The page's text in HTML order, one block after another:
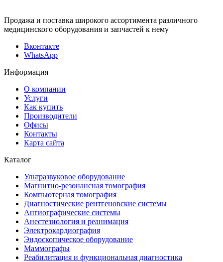
Продажа и поставка широкого ассортимента различного
медицинского оборудования и запчастей к нему
Вконтакте
WhatsApp
Информация
О компании
Услуги
Как купить
Производители
Офисы
Контакты
Карта сайта
Каталог
Ультразвуковое оборудование
Магнитно-резонансная томография
Компьютерная томография
Диагностические рентгеновские системы
Ангиографические системы
Анестезиология и реанимация
Электрокардиография
Эндоскопическое оборудование
Маммографы
Реабилитация и функциональная диагностика